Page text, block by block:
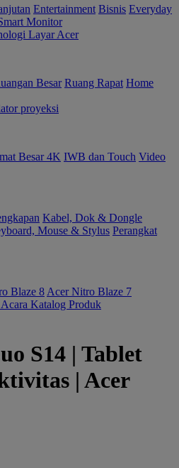
Entertainment Bisnis Everyday
Monitor
Layar Acer
Besar Ruang Rapat Home
proyeksi
Besar 4K IWB dan Touch Video
Kabel, Dok & Dongle
Mouse & Stylus Perangkat
Blaze 8 Acer Nitro Blaze 7
Acara Katalog Produk
S14 | Tablet
| Acer